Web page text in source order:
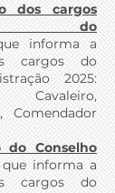
dos cargos
do
informa a
cargos do
2025:
Cavaleiro,
Comendador
do Conselho
informa a
cargos do